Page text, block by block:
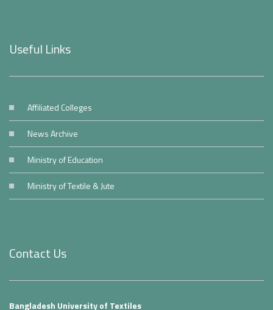
Useful Links
Affiliated Colleges
News Archive
Ministry of Education
Ministry of Textile & Jute
Contact Us
Bangladesh University of Textiles